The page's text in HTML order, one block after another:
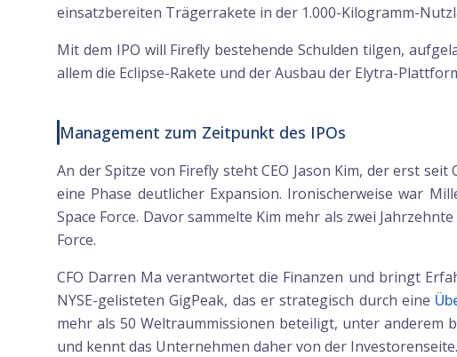
einsatzbereiten Trägerrakete in der 1.000-Kilogramm-
Mit dem IPO will Firefly bestehende Schulden tilgen,
allem die Eclipse-Rakete und der Ausbau der Elytra-
Management zum Zeitpunkt des IPOs
An der Spitze von Firefly steht CEO Jason Kim, der erst
eine Phase deutlicher Expansion. Ironischerweise war
Space Force. Davor sammelte Kim mehr als zwei
Force.
CFO Darren Ma verantwortet die Finanzen und bringt
NYSE-gelisteten GigPeak, das er strategisch durch eine
mehr als 50 Weltraummissionen beteiligt, unter anderem
und kennt das Unternehmen daher von der Investorenseite.